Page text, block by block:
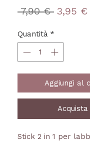
7,90 € Prezzo
3,95 €
Quantità *
Aggiungi al
Stick 2 in 1 per